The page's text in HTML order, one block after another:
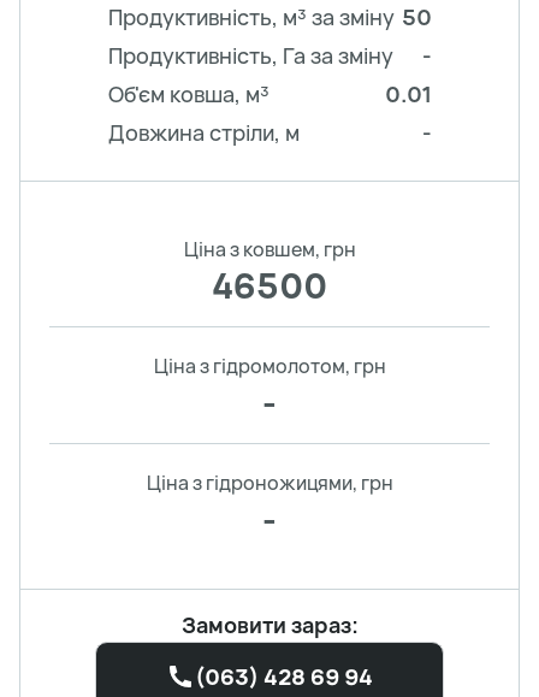
Продуктивність, м³ за зміну 50
Продуктивність, Га за зміну
-
Об'єм ковша, м³
0.01
Довжина стріли, м
-
Ціна з ковшем, грн
46500
Ціна з гідромолотом, грн
-
Ціна з гідроножицями, грн
-
Замовити зараз:
(063) 428 69 94